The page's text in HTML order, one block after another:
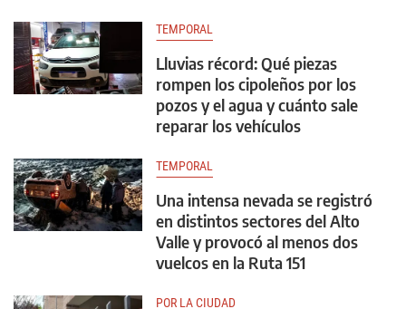
TEMPORAL
Lluvias récord: Qué piezas
rompen los cipoleños por los
pozos y el agua y cuánto sale
reparar los vehículos
TEMPORAL
Una intensa nevada se registró
en distintos sectores del Alto
Valle y provocó al menos dos
vuelcos en la Ruta 151
POR LA CIUDAD